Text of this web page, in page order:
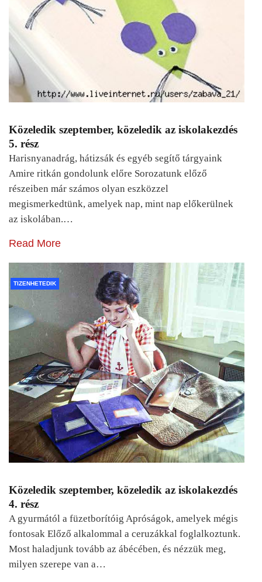
Közeledik szeptember, közeledik az iskolakezdés
5. rész
Harisnyanadrág, hátizsák és egyéb segítő tárgyaink
Amire ritkán gondolunk előre Sorozatunk előző
részeiben már számos olyan eszközzel
megismerkedtünk, amelyek nap, mint nap előkerülnek
az iskolában.…
Read More
TIZENHETEDIK
Közeledik szeptember, közeledik az iskolakezdés
4. rész
A gyurmától a füzetborítóig Apróságok, amelyek mégis
fontosak Előző alkalommal a ceruzákkal foglalkoztunk.
Most haladjunk tovább az ábécében, és nézzük meg,
milyen szerepe van a…